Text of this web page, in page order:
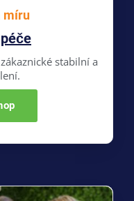
míru
stabilní a